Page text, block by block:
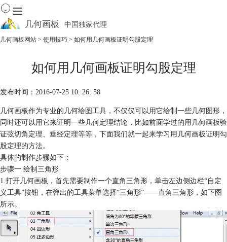
几何画板 中国独家代理
资源中心
软件商城
几何画板网站 > 使用技巧 > 如何用几何画板证明勾股定理
如何用几何画板证明勾股定理
发布时间：2016-07-25 10: 26: 58
几何画板作为专业的几何绘图工具，不仅仅可以用它绘制一些几何图形，
同时还可以用它来证明一些几何定理结论，比如前面学过的用 几何画板验
证弦切角定理、垂经定理等等，下面我们就一起来学习用几何画板证明勾
股定理的方法。
具体的制作步骤如下：
步骤一 绘制三角形
1.打开几何画板，首先需要制作一个直角三角形，单击左边侧边栏“自定
义工具”按钮，在弹出的工具菜单选择“三角形”——直角三角形，如下图
所示。